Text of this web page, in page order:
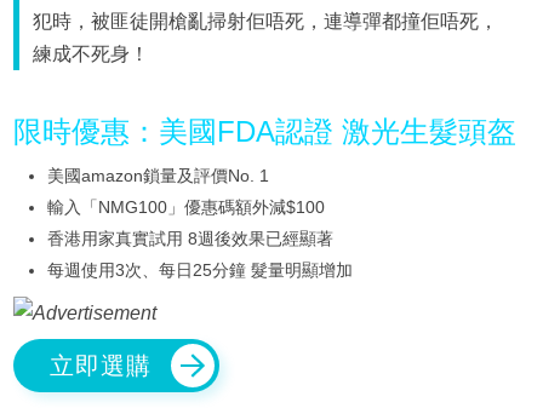
犯時，被匪徒開槍亂掃射佢唔死，連導彈都撞佢唔死，
練成不死身！
限時優惠：美國FDA認證 激光生髮頭盔
美國amazon鎖量及評價No. 1
輸入「NMG100」優惠碼額外減$100
香港用家真實試用 8週後效果已經顯著
每週使用3次、每日25分鐘 髮量明顯增加
立即選購